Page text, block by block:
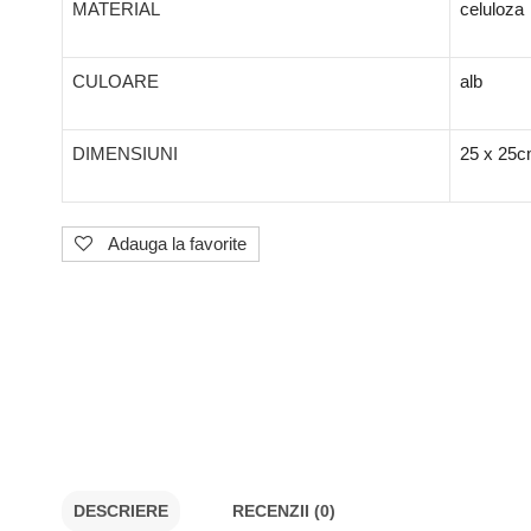
MATERIAL celuloza
CULOARE alb
DIMENSIUNI 25 x
Adauga la favorite
DESCRIERE RECENZII (0)